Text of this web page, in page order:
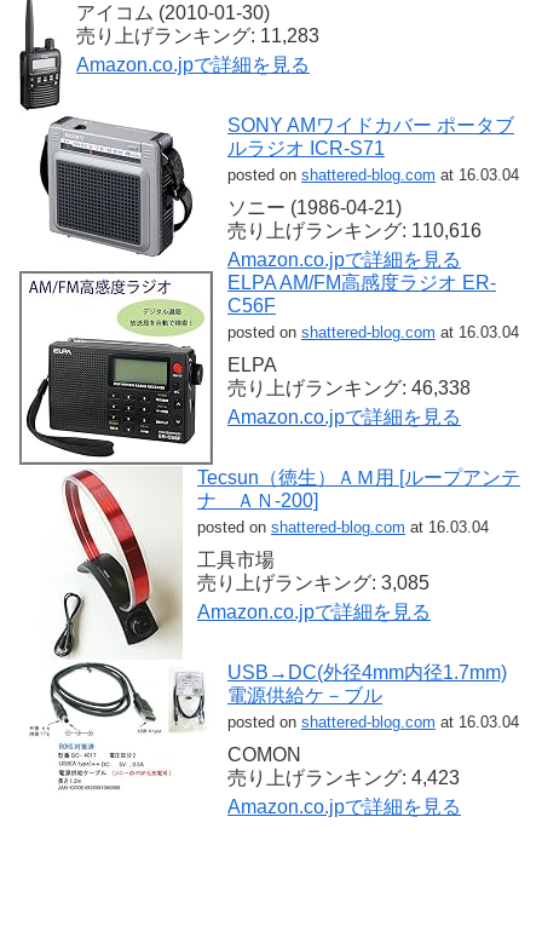
アイコム (2010-01-30)
売り上げランキング: 11,283
Amazon.co.jpで詳細を見る
SONY AMワイドカバー ポータブ
ルラジオ ICR-S71
posted on shattered-blog.com at 16.03.04
ソニー (1986-04-21)
売り上げランキング: 110,616
Amazon.co.jpで詳細を見る
ELPA AM/FM高感度ラジオ ER-
C56F
posted on shattered-blog.com at 16.03.04
ELPA
売り上げランキング: 46,338
Amazon.co.jpで詳細を見る
Tecsun（徳生）ＡＭ用 [ループアンテ
ナ ＡＮ-200]
posted on shattered-blog.com at 16.03.04
工具市場
売り上げランキング: 3,085
Amazon.co.jpで詳細を見る
USB→DC(外径4mm内径1.7mm)
電源供給ケ－ブル
posted on shattered-blog.com at 16.03.04
COMON
売り上げランキング: 4,423
Amazon.co.jpで詳細を見る